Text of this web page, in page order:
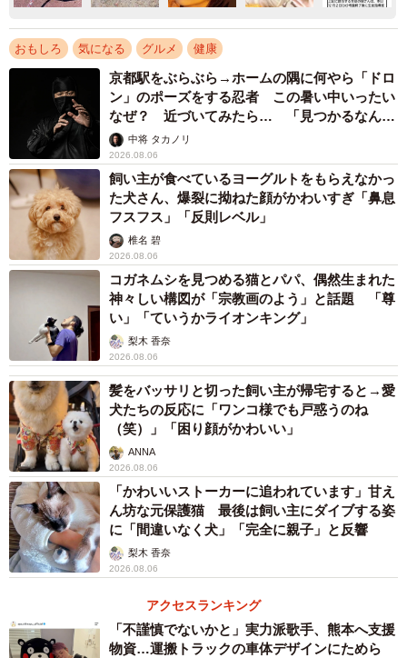
おもしろ 気になる グルメ 健康
京都駅をぶらぶら→ホームの隅に何やら「ドロ
ン」のポーズをする忍者 この暑い中いったい
なぜ？ 近づいてみたら… 「見つかるなんて
未熟」中将 タカノリ
2026.08.06
飼い主が食べているヨーグルトをもらえなかっ
た犬さん、爆裂に拗ねた顔がかわいすぎ「鼻息
フスフス」「反則レベル」
椎名 碧
2026.08.06
コガネムシを見つめる猫とパパ、偶然生まれた
神々しい構図が「宗教画のよう」と話題 「尊
い」「ていうかライオンキング」
梨木 香奈
2026.08.06
髪をバッサリと切った飼い主が帰宅すると→愛
犬たちの反応に「ワンコ様でも戸惑うのね
（笑）」「困り顔がかわいい」
ANNA
2026.08.06
「かわいいストーカーに追われています」甘え
ん坊な元保護猫 最後は飼い主にダイブする姿
に「間違いなく犬」「完全に親子」と反響
梨木 香奈
2026.08.06
アクセスランキング
「不謹慎でないかと」実力派歌手、熊本へ支援
物資…運搬トラックの車体デザインにためら